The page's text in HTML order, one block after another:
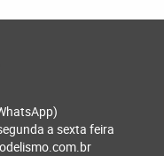
a sexta feira